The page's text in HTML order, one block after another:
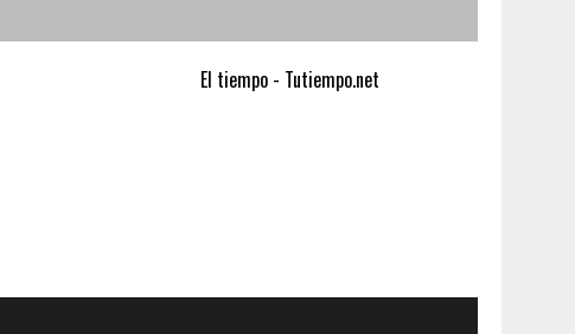
El tiempo - Tutiempo.net